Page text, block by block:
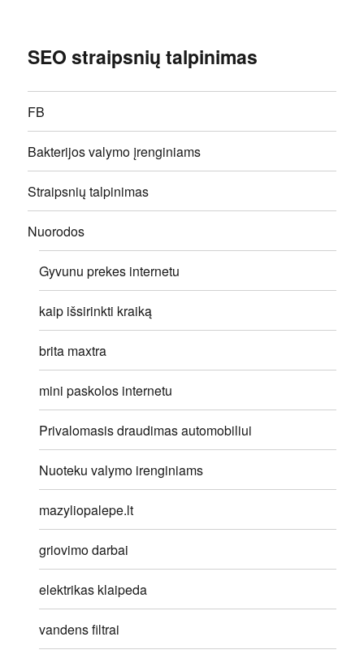
SEO straipsnių talpinimas
FB
Bakterijos valymo įrenginiams
Straipsnių talpinimas
Nuorodos
Gyvunu prekes internetu
kaip išsirinkti kraiką
brita maxtra
mini paskolos internetu
Privalomasis draudimas automobiliui
Nuoteku valymo irenginiams
mazyliopalepe.lt
griovimo darbai
elektrikas klaipeda
vandens filtrai